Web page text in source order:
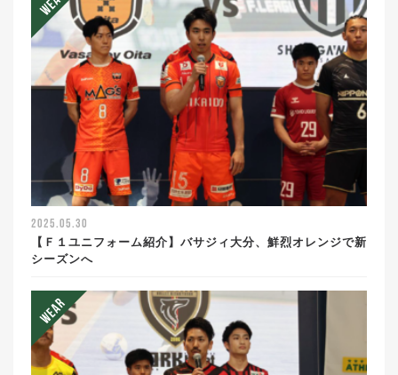
2025.05.30
【Ｆ１ユニフォーム紹介】バサジィ大分、鮮烈オレンジで新
シーズンへ